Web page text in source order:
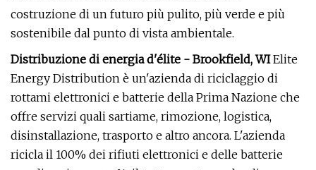
costruzione di un futuro più pulito, più verde e più
sostenibile dal punto di vista ambientale.
Distribuzione di energia d'élite - Brookfield, WIElite
Energy Distribution è un'azienda di riciclaggio di
rottami elettronici e batterie della Prima Nazione che
offre servizi quali sartiame, rimozione, logistica,
disinstallazione, trasporto e altro ancora. L'azienda
ricicla il 100% dei rifiuti elettronici e delle batterie